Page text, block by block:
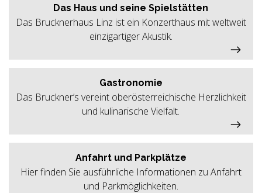
Das Haus und seine Spielstätten
Das Brucknerhaus Linz ist ein Konzerthaus mit weltweit
einzigartiger Akustik.
Gastronomie
Das Bruckner’s vereint oberösterreichische Herzlichkeit
und kulinarische Vielfalt.
Anfahrt und Parkplätze
Hier finden Sie ausführliche Informationen zu Anfahrt
und Parkmöglichkeiten.